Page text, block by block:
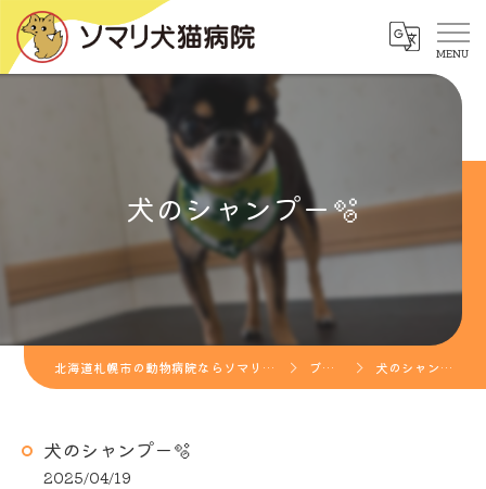
犬のシャンプー🫧
北海道札幌市の動物病院ならソマリ犬猫病院 ブログ 犬のシャンプー🫧
犬のシャンプー🫧
2025/04/19